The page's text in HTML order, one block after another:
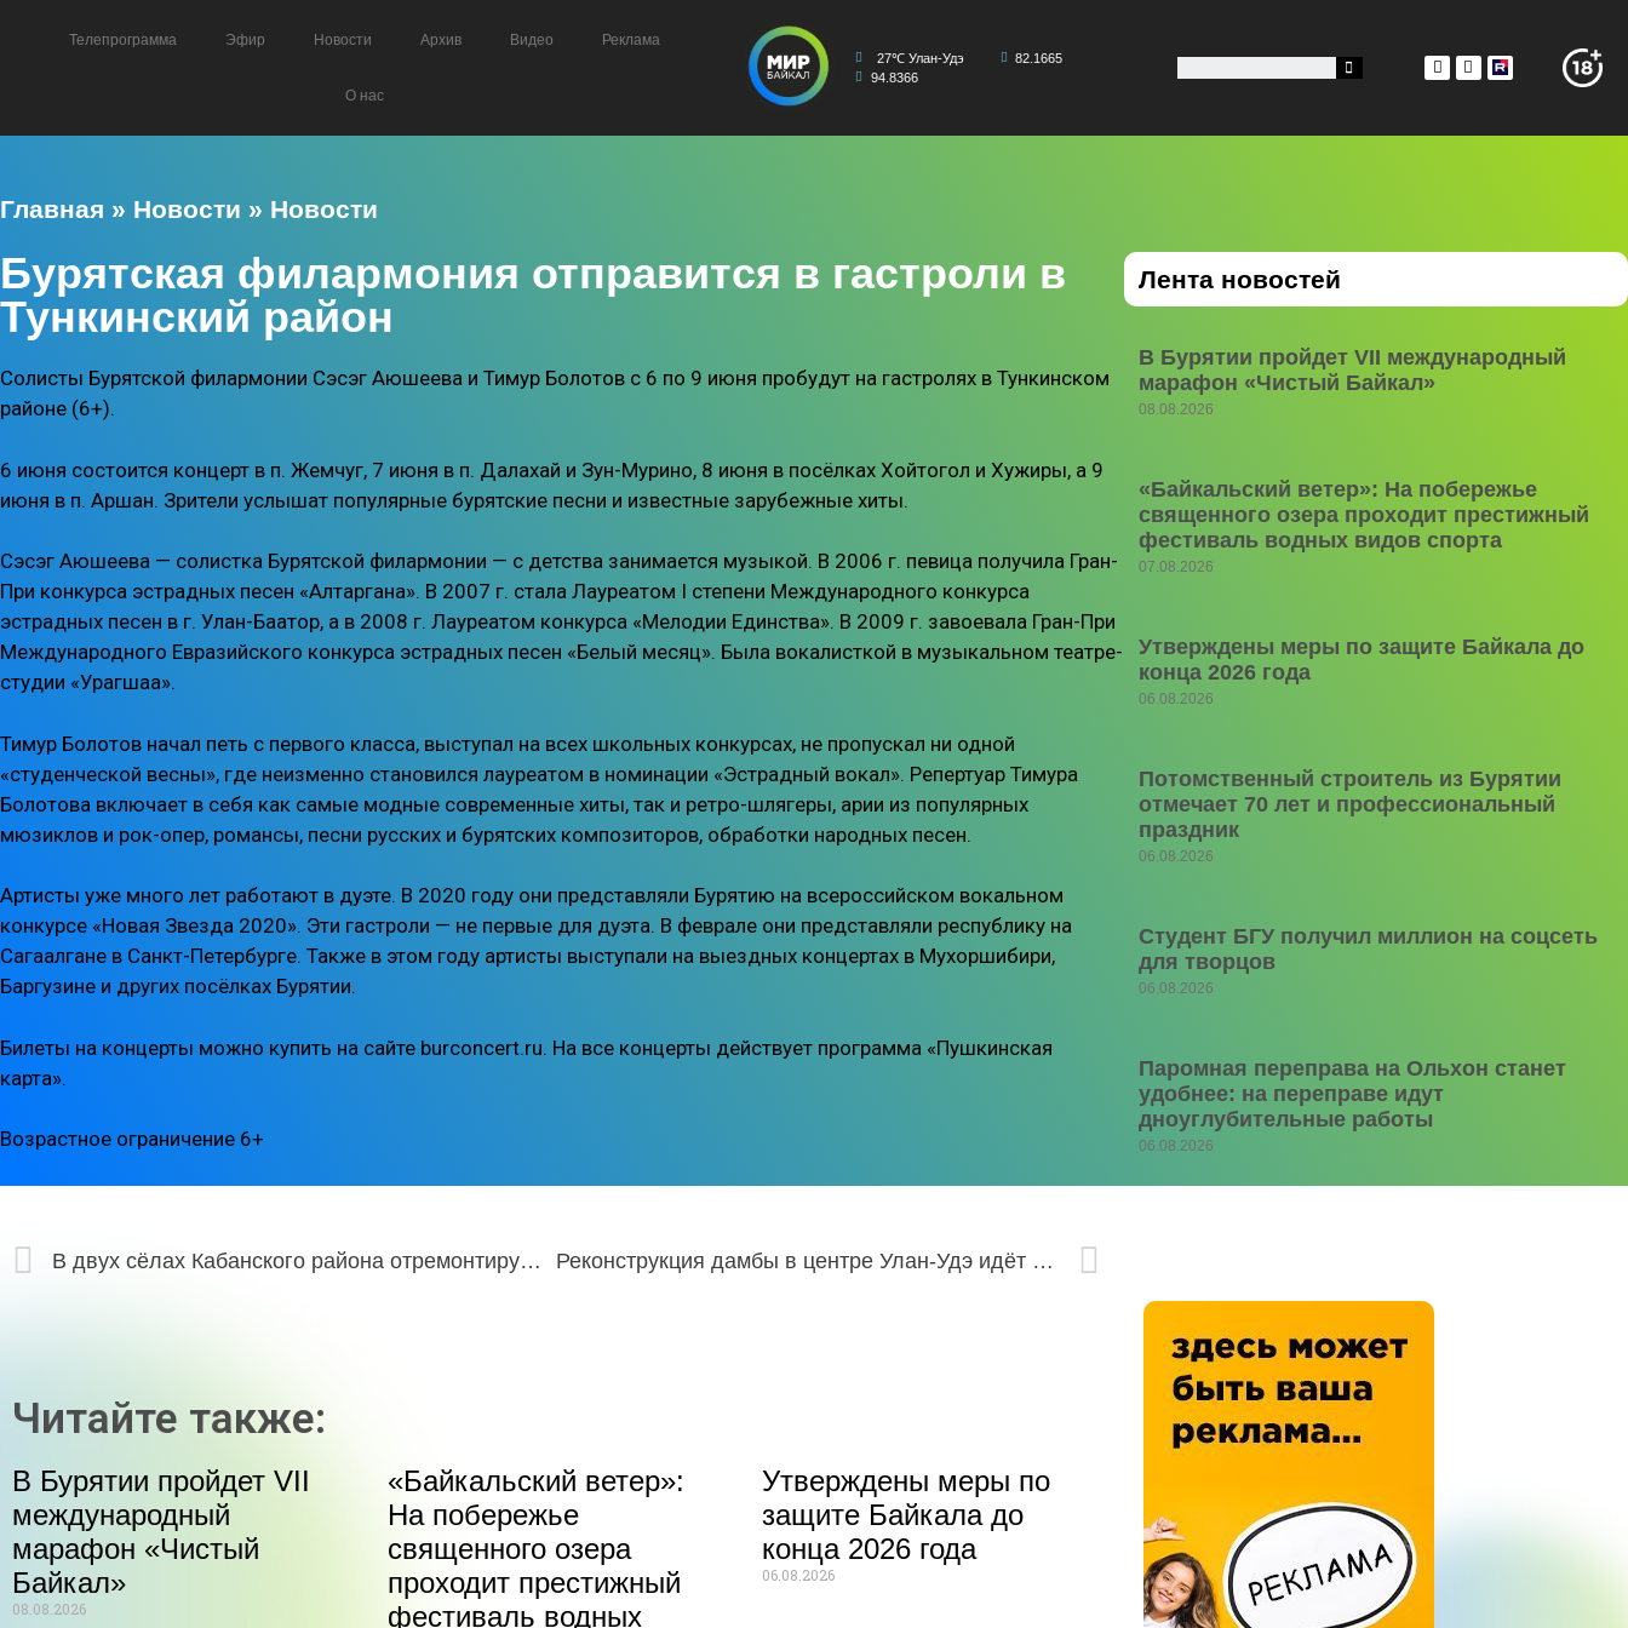
Телепрограмма Эфир Новости Архив Видео Реклама
О нас
27℃ Улан-Удэ
82.1665
94.8366
Главная » Новости » Новости
Бурятская филармония отправится в гастроли в
Тункинский район
Солисты Бурятской филармонии Сэсэг Аюшеева и Тимур Болотов с 6 по 9 июня пробудут на гастролях в Тункинском
районе (6+).
6 июня состоится концерт в п. Жемчуг, 7 июня в п. Далахай и Зун-Мурино, 8 июня в посёлках Хойтогол и Хужиры, а 9
июня в п. Аршан. Зрители услышат популярные бурятские песни и известные зарубежные хиты.
Сэсэг Аюшеева — солистка Бурятской филармонии — с детства занимается музыкой. В 2006 г. певица получила Гран-
При конкурса эстрадных песен «Алтаргана». В 2007 г. стала Лауреатом I степени Международного конкурса
эстрадных песен в г. Улан-Баатор, а в 2008 г. Лауреатом конкурса «Мелодии Единства». В 2009 г. завоевала Гран-При
Международного Евразийского конкурса эстрадных песен «Белый месяц». Была вокалисткой в музыкальном театре-
студии «Урагшаа».
Тимур Болотов начал петь с первого класса, выступал на всех школьных конкурсах, не пропускал ни одной
«студенческой весны», где неизменно становился лауреатом в номинации «Эстрадный вокал». Репертуар Тимура
Болотова включает в себя как самые модные современные хиты, так и ретро-шлягеры, арии из популярных
мюзиклов и рок-опер, романсы, песни русских и бурятских композиторов, обработки народных песен.
Артисты уже много лет работают в дуэте. В 2020 году они представляли Бурятию на всероссийском вокальном
конкурсе «Новая Звезда 2020». Эти гастроли — не первые для дуэта. В феврале они представляли республику на
Сагаалгане в Санкт-Петербурге. Также в этом году артисты выступали на выездных концертах в Мухоршибири,
Баргузине и других посёлках Бурятии.
Билеты на концерты можно купить на сайте burconcert.ru. На все концерты действует программа «Пушкинская
карта».
Возрастное ограничение 6+
Лента новостей
В Бурятии пройдет VII международный
марафон «Чистый Байкал»
08.08.2026
«Байкальский ветер»: На побережье
священного озера проходит престижный
фестиваль водных видов спорта
07.08.2026
Утверждены меры по защите Байкала до
конца 2026 года
06.08.2026
Потомственный строитель из Бурятии
отмечает 70 лет и профессиональный
праздник
06.08.2026
Студент БГУ получил миллион на соцсеть
для творцов
06.08.2026
Паромная переправа на Ольхон станет
удобнее: на переправе идут
дноуглубительные работы
06.08.2026
В двух сёлах Кабанского района отремонтируют мосты и установят освещение Реконструкция дамбы в центре Улан-Удэ идёт полным ходом
Читайте также:
В Бурятии пройдет VII
международный
марафон «Чистый
Байкал»
08.08.2026
«Байкальский ветер»:
На побережье
священного озера
проходит престижный
фестиваль водных
Утверждены меры по
защите Байкала до
конца 2026 года
06.08.2026